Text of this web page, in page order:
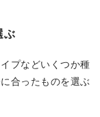
ぶ
プなどいくつか種
合ったものを選ぶ